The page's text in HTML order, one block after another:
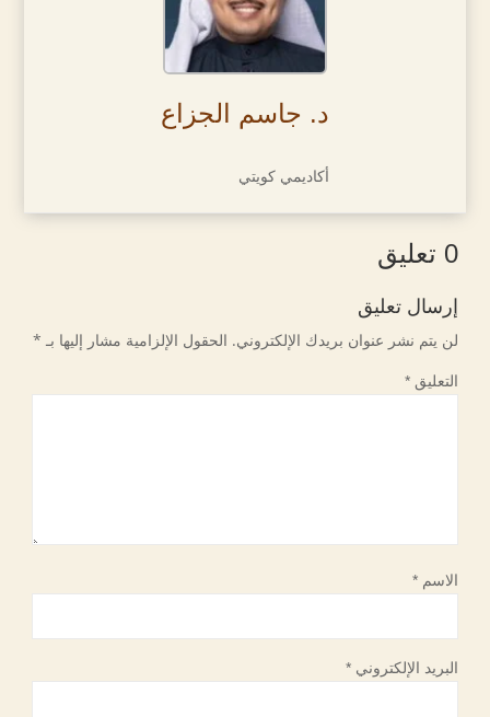
د. جاسم الجزاع
أكاديمي كويتي
0 تعليق
إرسال تعليق
لن يتم نشر عنوان بريدك الإلكتروني. الحقول الإلزامية مشار إليها بـ *
التعليق*
الاسم*
البريد الإلكتروني*